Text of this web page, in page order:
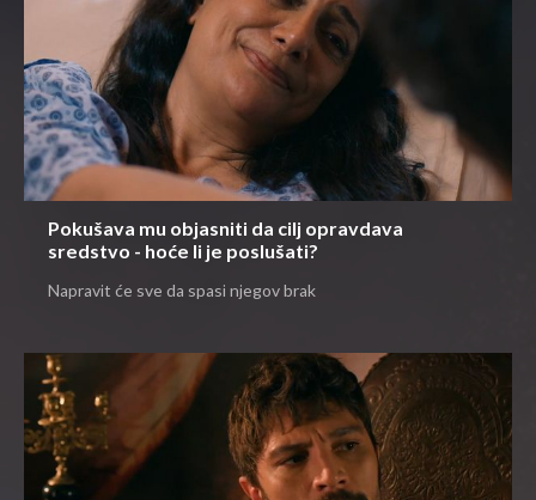
Pokušava mu objasniti da cilj opravdava
sredstvo - hoće li je poslušati?
Napravit će sve da spasi njegov brak